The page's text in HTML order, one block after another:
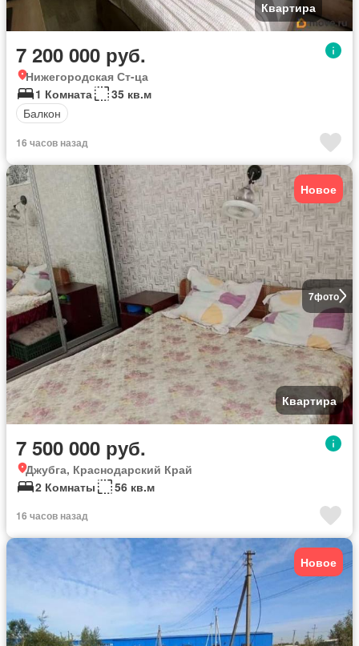
Квартира
7 200 000 руб.
Нижегородская Ст-ца
1 Комната
35 кв.м
Балкон
16 часов назад
7фото
Новое
Квартира
7 500 000 руб.
Джубга, Краснодарский Край
2 Комнаты
56 кв.м
16 часов назад
Новое